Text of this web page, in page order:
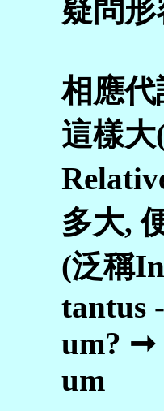
疑問
相應代
這樣
多大,
(泛稱
tantus
um? ➞
um